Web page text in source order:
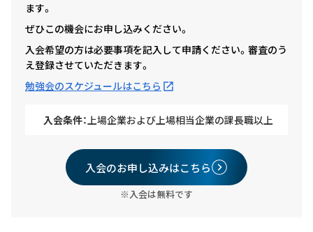
ます。
ぜひこの機会にお申し込みください。
入会希望の方は必要事項を記入して申請ください。審査のう
え登録させていただきます。
勉強会のスケジュールはこちら
入会条件：上場企業および上場相当企業の課長職以上
入会のお申し込みはこちら
※入会は無料です